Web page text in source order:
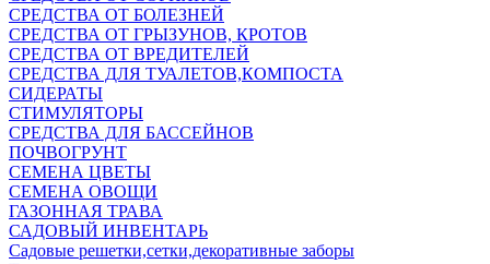
СРЕДСТВА ОТ БОЛЕЗНЕЙ
СРЕДСТВА ОТ ГРЫЗУНОВ, КРОТОВ
СРЕДСТВА ОТ ВРЕДИТЕЛЕЙ
СРЕДСТВА ДЛЯ ТУАЛЕТОВ,КОМПОСТА
СИДЕРАТЫ
СТИМУЛЯТОРЫ
СРЕДСТВА ДЛЯ БАССЕЙНОВ
ПОЧВОГРУНТ
СЕМЕНА ЦВЕТЫ
СЕМЕНА ОВОЩИ
ГАЗОННАЯ ТРАВА
САДОВЫЙ ИНВЕНТАРЬ
Садовые решетки,сетки,декоративные заборы